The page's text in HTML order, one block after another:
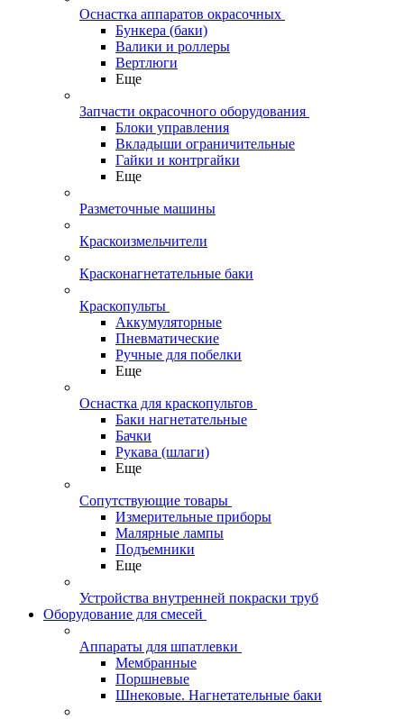
Оснастка аппаратов окрасочных
Бункера (баки)
Валики и роллеры
Вертлюги
Еще
Запчасти окрасочного оборудования
Блоки управления
Вкладыши ограничительные
Гайки и контргайки
Еще
Разметочные машины
Краскоизмельчители
Красконагнетательные баки
Краскопульты
Аккумуляторные
Пневматические
Ручные для побелки
Еще
Оснастка для краскопультов
Баки нагнетательные
Бачки
Рукава (шлаги)
Еще
Сопутствующие товары
Измерительные приборы
Малярные лампы
Подъемники
Еще
Устройства внутренней покраски труб
Оборудование для смесей
Аппараты для шпатлевки
Мембранные
Поршневые
Шнековые. Нагнетательные баки